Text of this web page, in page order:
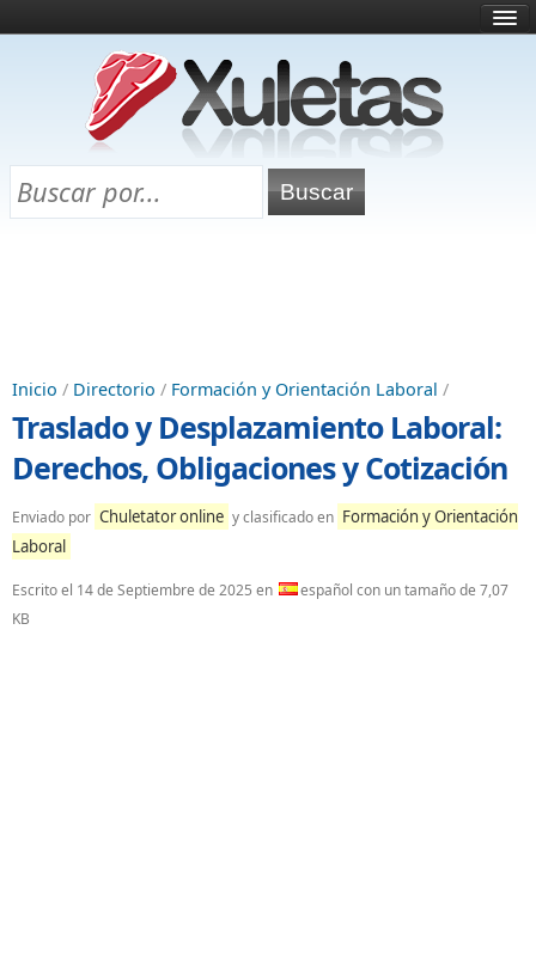
¿Qué es esto?
Directorio
Chuletas para exámenes
Inicio / Directorio / Formación y Orientación Laboral /
Traslado y Desplazamiento Laboral:
Derechos, Obligaciones y Cotización
Enviado por Chuletator online y clasificado en Formación y Orientación
Laboral
Escrito el 14 de Septiembre de 2025 en
español con un tamaño de 7,07
KB